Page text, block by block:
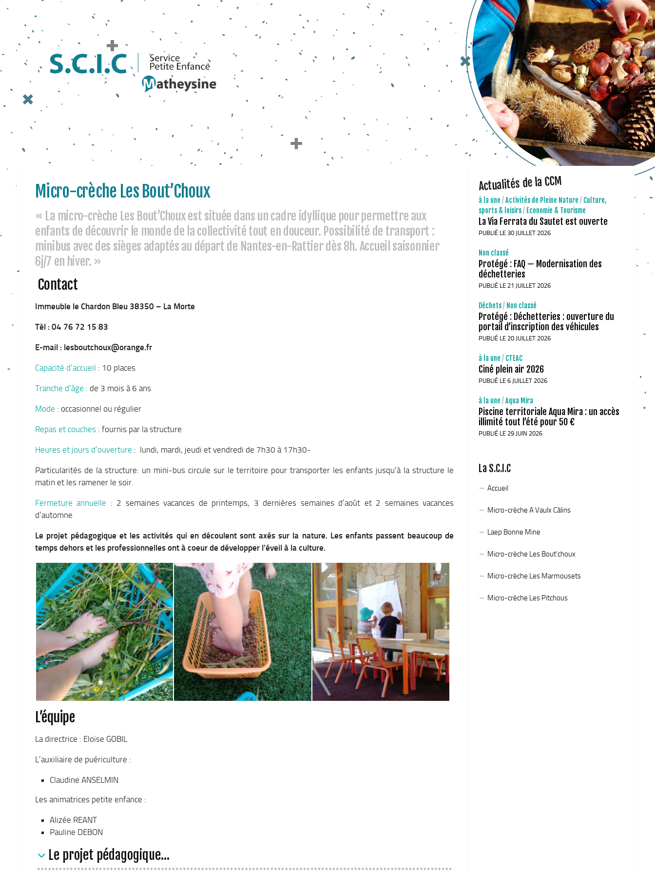
Micro-crèche Les Bout’Choux
« La micro-crèche Les Bout’Choux est située dans un cadre idyllique pour permettre aux
enfants de découvrir le monde de la collectivité tout en douceur. Possibilité de transport :
minibus avec des sièges adaptés au départ de Nantes-en-Rattier dès 8h. Accueil saisonnier
6j/7 en hiver. »
Contact
Immeuble le Chardon Bleu 38350 – La Morte
Tèl : 04 76 72 15 83
E-mail : lesboutchoux@orange.fr
Capacité d’accueil : 10 places
Tranche d’âge : de 3 mois à 6 ans
Mode : occasionnel ou régulier
Repas et couches : fournis par la structure
Heures et jours d’ouverture : lundi, mardi, jeudi et vendredi de 7h30 à 17h30-
Particularités de la structure: un mini-bus circule sur le territoire pour transporter les enfants jusqu’à la structure le
matin et les ramener le soir.
Fermeture annuelle : 2 semaines vacances de printemps, 3 dernières semaines d’août et 2 semaines vacances
d’automne
Le projet pédagogique et les activités qui en découlent sont axés sur la nature. Les enfants passent beaucoup de
temps dehors et les professionnelles ont à coeur de développer l’éveil à la culture.
L’équipe
La directrice : Eloïse GOBIL
L’auxiliaire de puériculture :
Claudine ANSELMIN
Les animatrices petite enfance :
Alizée REANT
Pauline DEBON
Le projet pédagogique...
Actualités de la CCM
à la une /Activités de Pleine Nature / Culture,
sports & loisirs/ Economie & Tourisme
La Via Ferrata du Sautet est ouverte
PUBLIÉ LE 30 JUILLET 2026
Non classé
Protégé : FAQ — Modernisation des
déchetteries
PUBLIÉ LE 21 JUILLET 2026
Déchets/ Non classé
Protégé : Déchetteries : ouverture du
portail d’inscription des véhicules
PUBLIÉ LE 20 JUILLET 2026
à la une / CTEAC
Ciné plein air 2026
PUBLIÉ LE 6 JUILLET 2026
à la une /Aqua Mira
Piscine territoriale Aqua Mira : un accès
illimité tout l’été pour 50 €
PUBLIÉ LE 29 JUIN 2026
La S.C.I.C
Accueil
Micro-crèche A Vaulx Câlins
Laep Bonne Mine
Micro-crèche Les Bout’choux
Micro-crèche Les Marmousets
Micro-crèche Les Pitchous